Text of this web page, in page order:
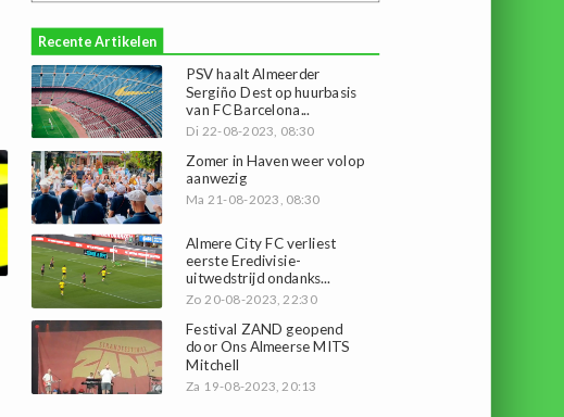
Recente Artikelen
PSV haalt Almeerder
Sergiño Dest op huurbasis
van FC Barcelona...
Di 22-08-2023, 08:30
Zomer in Haven weer volop
aanwezig
Ma 21-08-2023, 08:30
Almere City FC verliest
eerste Eredivisie-
uitwedstrijd ondanks...
Zo 20-08-2023, 22:30
Festival ZAND geopend
door Ons Almeerse MITS
Mitchell
Za 19-08-2023, 20:13